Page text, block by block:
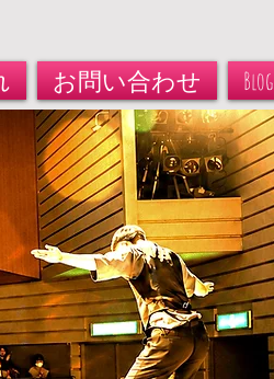
お問い合わせ Blog